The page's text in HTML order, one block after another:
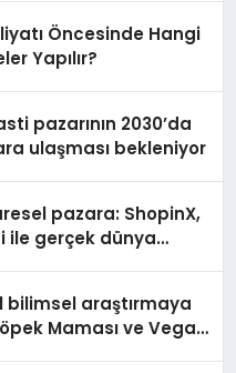
Öncesinde Hangi
Yapılır?
pazarının 2030’da
ulaşması bekleniyor
pazara: ShopinX,
ile gerçek dünya
bilimsel araştırmaya
Maması ve Vegan